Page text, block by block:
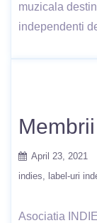
muzicala
independenti
April 23, 2021
indies
label-uri
Asociatia